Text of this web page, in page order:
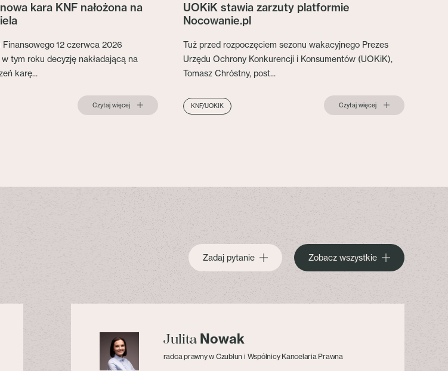
kara KNF nałożona na
Finansowego 12 czerwca 2026
w tym roku decyzję nakładającą na
karę...
Czytaj więcej
UOKiK stawia zarzuty platformie
Nocowanie.pl
Tuż przed rozpoczęciem sezonu wakacyjnego Prezes
Urzędu Ochrony Konkurencji i Konsumentów (UOKiK),
Tomasz Chróstny, post...
KNF/UOKIK Czytaj więcej
Zadaj pytanie Zobacz wszystkie
Julita Nowak
radca prawny w Czublun i Wspólnicy Kancelaria Prawna